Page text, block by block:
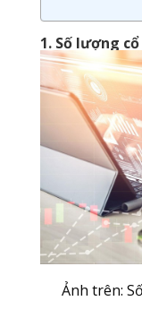
1. Số lượng
Ảnh trên: